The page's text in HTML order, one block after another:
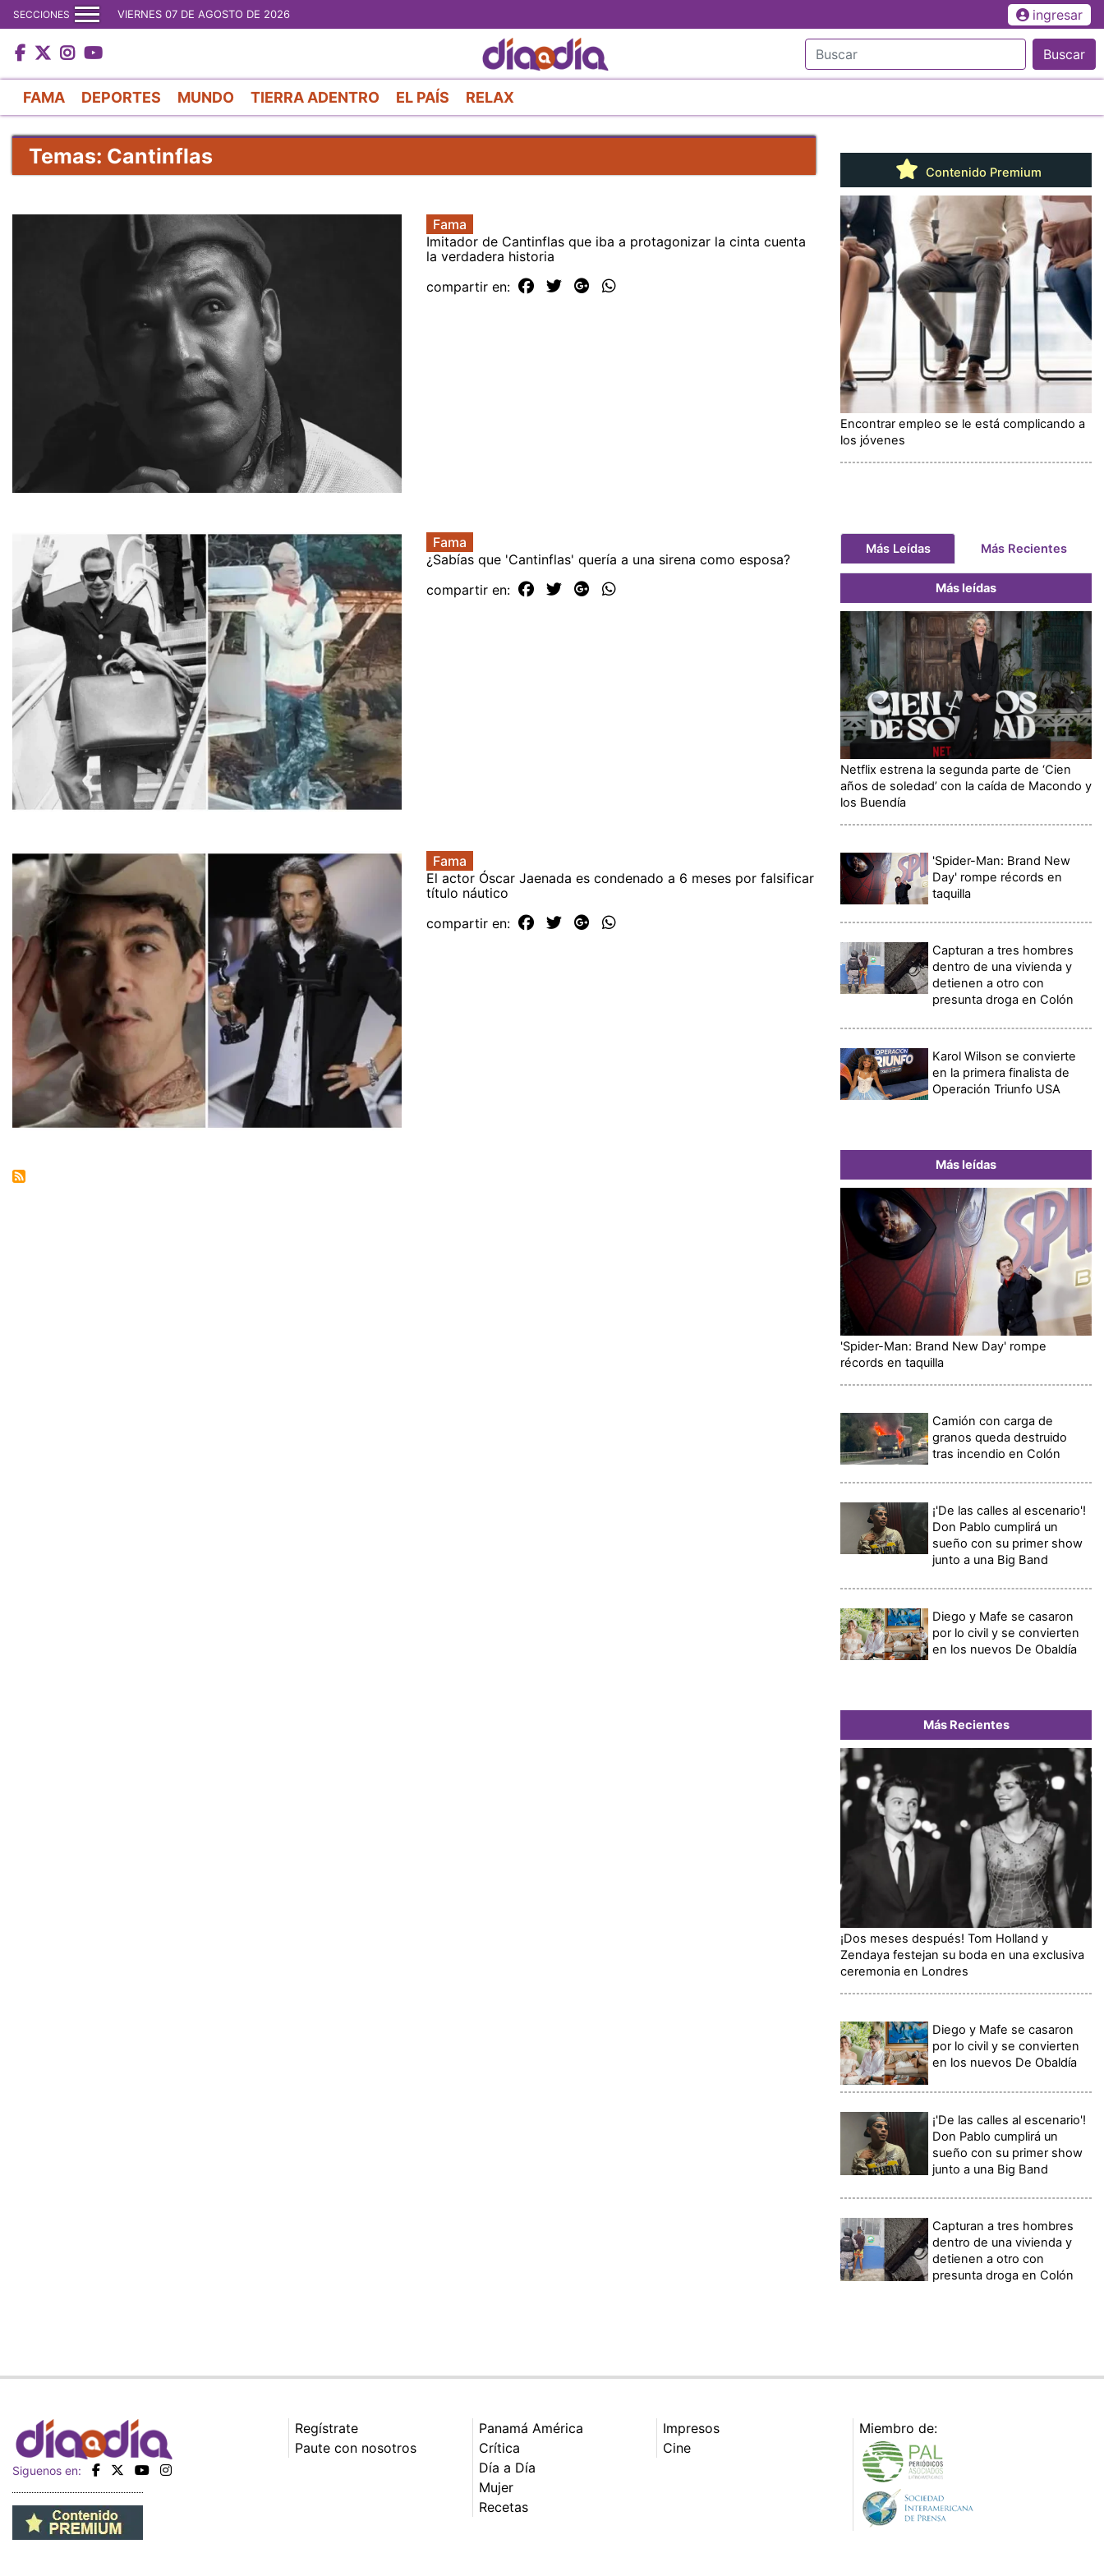
al
contenido
principal
SECCIONES VIERNES 07 DE AGOSTO DE 2026 ingresar
Buscar
FAMA DEPORTES MUNDO TIERRA ADENTRO EL PAÍS RELAX
Temas: Cantinflas
Fama
Imitador de Cantinflas que iba a protagonizar la cinta cuenta
la verdadera historia
compartir en:
Fama
¿Sabías que 'Cantinflas' quería a una sirena como esposa?
compartir en:
Fama
El actor Óscar Jaenada es condenado a 6 meses por falsificar
título náutico
compartir en:
Contenido Premium
Encontrar empleo se le está complicando a
los jóvenes
Más Leídas Más Recientes
Más leídas
Netflix estrena la segunda parte de ‘Cien
años de soledad’ con la caída de Macondo y
los Buendía
'Spider-Man: Brand New
Day' rompe récords en
taquilla
Capturan a tres hombres
dentro de una vivienda y
detienen a otro con
presunta droga en Colón
Karol Wilson se convierte
en la primera finalista de
Operación Triunfo USA
Más leídas
'Spider-Man: Brand New Day' rompe
récords en taquilla
Camión con carga de
granos queda destruido
tras incendio en Colón
¡'De las calles al escenario'!
Don Pablo cumplirá un
sueño con su primer show
junto a una Big Band
Diego y Mafe se casaron
por lo civil y se convierten
en los nuevos De Obaldía
Más Recientes
¡Dos meses después! Tom Holland y
Zendaya festejan su boda en una exclusiva
ceremonia en Londres
Diego y Mafe se casaron
por lo civil y se convierten
en los nuevos De Obaldía
¡'De las calles al escenario'!
Don Pablo cumplirá un
sueño con su primer show
junto a una Big Band
Capturan a tres hombres
dentro de una vivienda y
detienen a otro con
presunta droga en Colón
Siguenos en:
Regístrate
Paute con nosotros
Panamá América
Crítica
Día a Día
Mujer
Recetas
Impresos
Cine
Miembro de: